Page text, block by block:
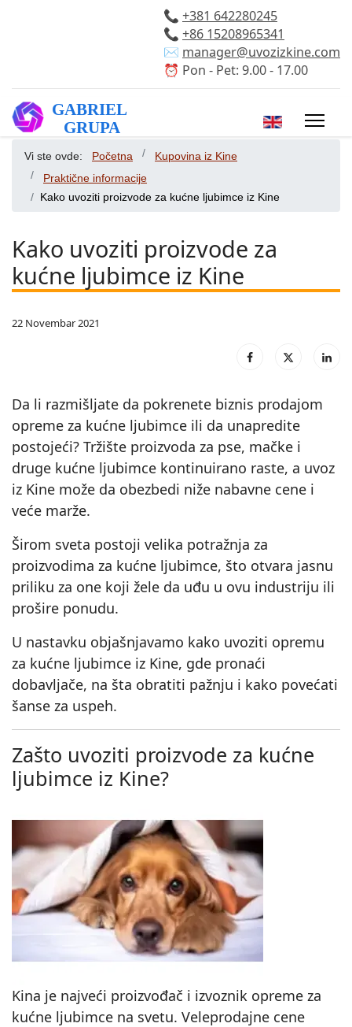
📞 +381 642280245
📞 +86 15208965341
✉️ manager@uvozizkine.com
⏰ Pon - Pet: 9.00 - 17.00
Izaberite vaš
Vi ste ovde: Početna
Kupovina iz Kine
Praktične informacije
Kako uvoziti proizvode za kućne ljubimce iz Kine
Kako uvoziti proizvode za
kućne ljubimce iz Kine
22 Novembar 2021
Da li razmišljate da pokrenete biznis prodajom
opreme za kućne ljubimce ili da unapredite
postojeći? Tržište proizvoda za pse, mačke i
druge kućne ljubimce kontinuirano raste, a uvoz
iz Kine može da obezbedi niže nabavne cene i
veće marže.
Širom sveta postoji velika potražnja za
proizvodima za kućne ljubimce, što otvara jasnu
priliku za one koji žele da uđu u ovu industriju ili
prošire ponudu.
U nastavku objašnjavamo kako uvoziti opremu
za kućne ljubimce iz Kine, gde pronaći
dobavljače, na šta obratiti pažnju i kako povećati
šanse za uspeh.
Zašto uvoziti proizvode za kućne
ljubimce iz Kine?
Kina je najveći proizvođač i izvoznik opreme za
kućne ljubimce na svetu. Veleprodajne cene